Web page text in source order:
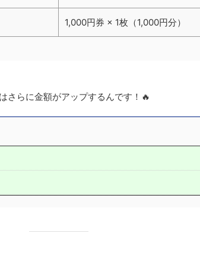
1,000円券 × 1枚（1,000円分）
さらに金額がアップするんです！🔥